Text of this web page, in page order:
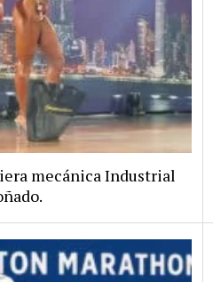
mecánica Industrial